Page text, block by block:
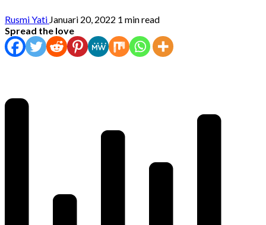
Rusmi Yati Januari 20, 2022 1 min read
Spread the love